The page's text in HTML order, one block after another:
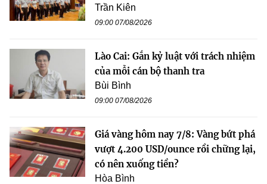
Trần Kiên
09:00 07/08/2026
Lào Cai: Gắn kỷ luật với trách nhiệm
của mỗi cán bộ thanh tra
Bùi Bình
09:00 07/08/2026
Giá vàng hôm nay 7/8: Vàng bứt phá
vượt 4.200 USD/ounce rồi chững lại,
có nên xuống tiền?
Hòa Bình